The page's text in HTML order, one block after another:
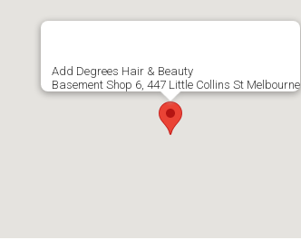
Add Degrees Hair & Beauty
Basement Shop 6, 447 Little Collins St Melbourne